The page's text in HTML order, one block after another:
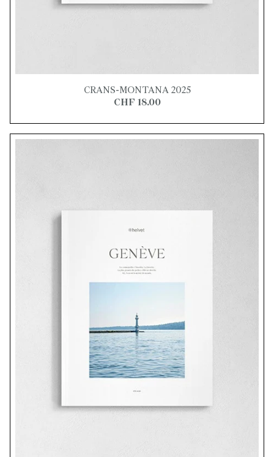
CRANS-MONTANA 2025
CHF 18.00